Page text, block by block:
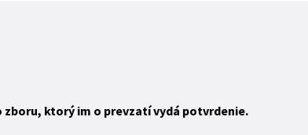
ktorý im o prevzatí vydá potvrdenie.